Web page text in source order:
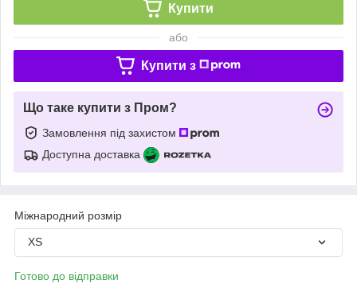
Купити
або
Купити з
Що таке купити з Пром?
Замовлення під захистом
Доступна доставка
Міжнародний розмір
XS
Готово до відправки